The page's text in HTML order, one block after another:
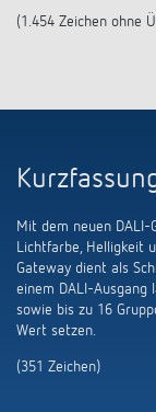
(1.454 Zeichen ohne
Mit dem neuen DALI-
Lichtfarbe, Helligkeit
Gateway dient als
einem DALI-Ausgang
sowie bis zu 16
Wert setzen.
(351 Zeichen)